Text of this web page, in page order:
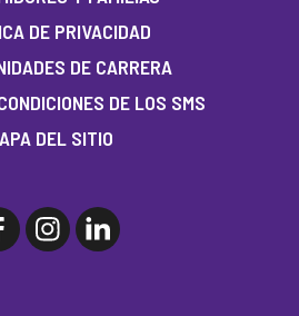
DE PRIVACIDAD
DE CARRERA
DE LOS SMS
DEL SITIO